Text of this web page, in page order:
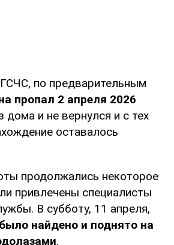
по предварительным
пропал 2 апреля 2026
дома и не вернулся и с тех
оставалось
продолжались некоторое
привлечены специалисты
В субботу, 11 апреля,
найдено и поднято на
.